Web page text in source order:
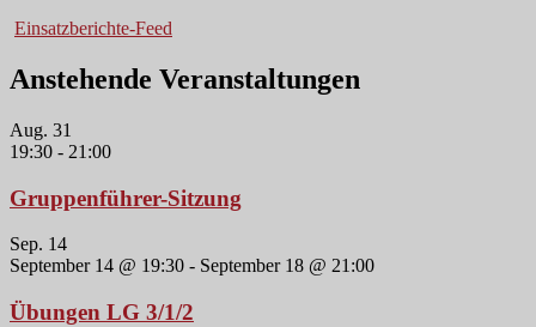
Einsatzberichte-Feed
Anstehende Veranstaltungen
Aug. 31
19:30 - 21:00
Gruppenführer-Sitzung
Sep. 14
September 14 @ 19:30 - September 18 @ 21:00
Übungen LG 3/1/2